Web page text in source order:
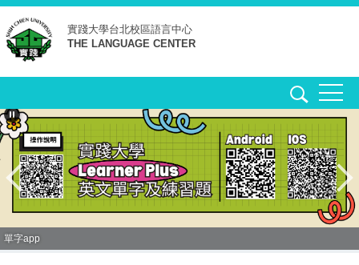
跳
到
主
要
容
區
實踐大學台北校區語言中心
THE LANGUAGE CENTER
單字app